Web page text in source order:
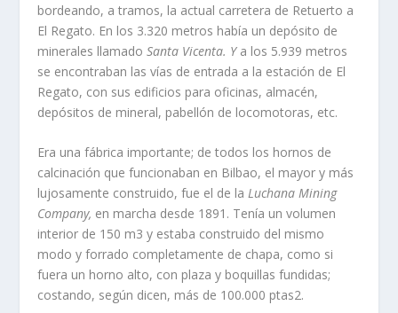
bordeando, a tramos, la actual carretera de Retuer­to a
El Regato. En los 3.320 metros habí­a un depósito de
minerales llamadoSanta Vicenta. Y a los 5.939 metros
se encontraban las ví­as de entrada a la estación de El
Regato, con sus edificios para oficinas, almacén,
depósitos de mineral, pabellón de locomotoras, etc.
Era una fábrica importante; de todos los hornos de
calcinación que funcionaban en Bilbao, el mayor y más
lujosamente construido, fue el de laLuchana Mining
Company, en marcha desde 1891. Tení­a un volumen
interior de 150 m3 y estaba construido del mismo
modo y forrado completamente de chapa, como si
fuera un horno alto, con plaza y boquillas fundidas;
costando, según dicen, más de 100.000 ptas2.